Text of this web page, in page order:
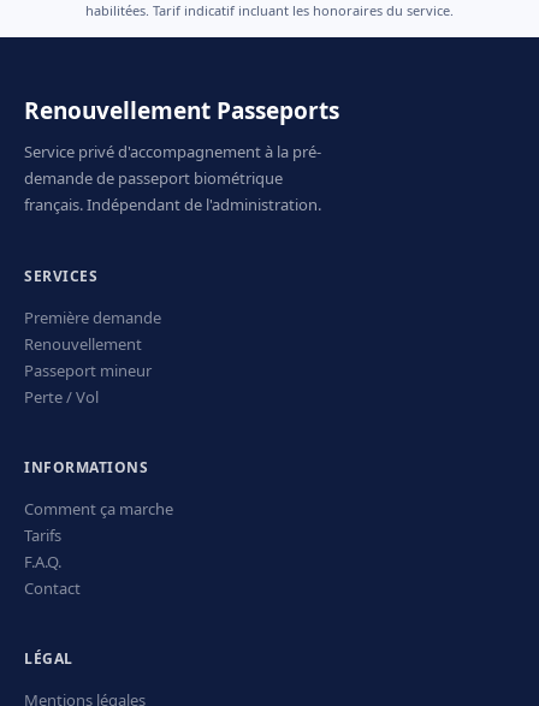
habilitées. Tarif indicatif incluant les honoraires du service.
Renouvellement Passeports
Service privé d'accompagnement à la pré-
demande de passeport biométrique
français. Indépendant de l'administration.
SERVICES
Première demande
Renouvellement
Passeport mineur
Perte / Vol
INFORMATIONS
Comment ça marche
Tarifs
F.A.Q.
Contact
LÉGAL
Mentions légales